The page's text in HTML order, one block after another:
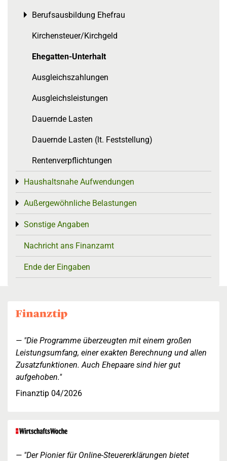
Berufsausbildung Ehefrau
Toggle menu
Kirchensteuer/Kirchgeld
Ehegatten-Unterhalt
Ausgleichszahlungen
Ausgleichsleistungen
Dauernde Lasten
Dauernde Lasten (lt. Feststellung)
Rentenverpflichtungen
Haushaltsnahe Aufwendungen
Toggle menu
Außergewöhnliche Belastungen
Toggle menu
Sonstige Angaben
Toggle menu
Nachricht ans Finanzamt
Ende der Eingaben
"Die Programme überzeugten mit einem großen
Leistungsumfang, einer exakten Berechnung und allen
Zusatzfunktionen. Auch Ehepaare sind hier gut
aufgehoben."
Finanztip 04/2026
"Der Pionier für Online-Steuererklärungen bietet